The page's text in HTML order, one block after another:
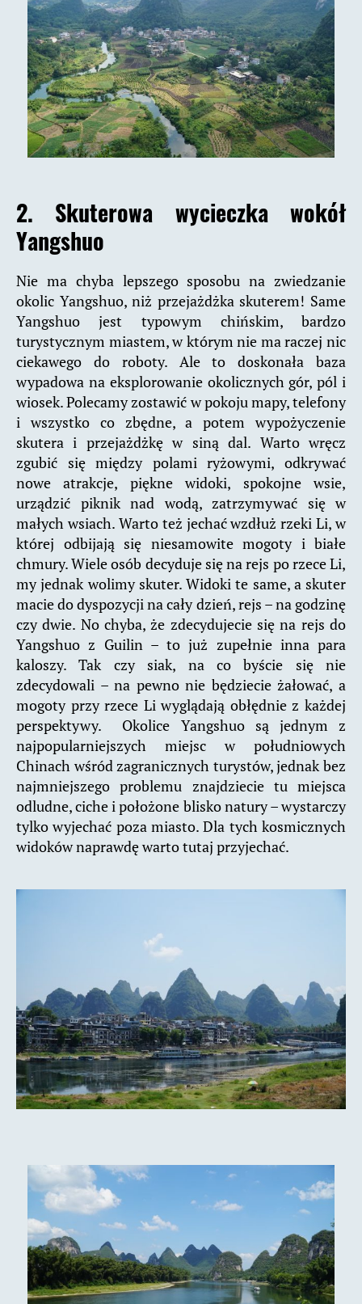
2. Skuterowa wycieczka wokół
Yangshuo
Nie ma chyba lepszego sposobu na zwiedzanie
okolic Yangshuo, niż przejażdżka skuterem! Same
Yangshuo jest typowym chińskim, bardzo
turystycznym miastem, w którym nie ma raczej nic
ciekawego do roboty. Ale to doskonała baza
wypadowa na eksplorowanie okolicznych gór, pól i
wiosek. Polecamy zostawić w pokoju mapy, telefony
i wszystko co zbędne, a potem wypożyczenie
skutera i przejażdżkę w siną dal. Warto wręcz
zgubić się między polami ryżowymi, odkrywać
nowe atrakcje, piękne widoki, spokojne wsie,
urządzić piknik nad wodą, zatrzymywać się w
małych wsiach. Warto też jechać wzdłuż rzeki Li, w
której odbijają się niesamowite mogoty i białe
chmury. Wiele osób decyduje się na rejs po rzece Li,
my jednak wolimy skuter. Widoki te same, a skuter
macie do dyspozycji na cały dzień, rejs – na godzinę
czy dwie. No chyba, że zdecydujecie się na rejs do
Yangshuo z Guilin – to już zupełnie inna para
kaloszy. Tak czy siak, na co byście się nie
zdecydowali – na pewno nie będziecie żałować, a
mogoty przy rzece Li wyglądają obłędnie z każdej
perspektywy. Okolice Yangshuo są jednym z
najpopularniejszych miejsc w południowych
Chinach wśród zagranicznych turystów, jednak bez
najmniejszego problemu znajdziecie tu miejsca
odludne, ciche i położone blisko natury – wystarczy
tylko wyjechać poza miasto. Dla tych kosmicznych
widoków naprawdę warto tutaj przyjechać.